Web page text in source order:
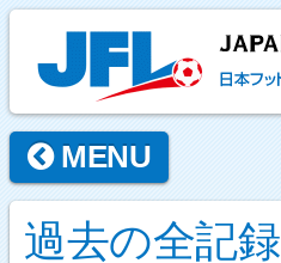
MENU
過去の全記録